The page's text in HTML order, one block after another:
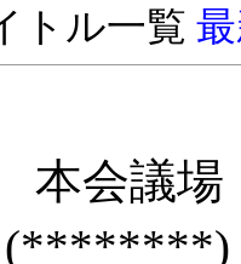
トル一覧
本会議